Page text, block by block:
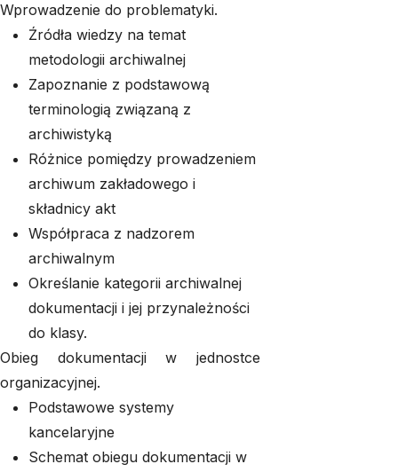
Wprowadzenie do problematyki.
Źródła wiedzy na temat
metodologii archiwalnej
Zapoznanie z podstawową
terminologią związaną z
archiwistyką
Różnice pomiędzy prowadzeniem
archiwum zakładowego i
składnicy akt
Współpraca z nadzorem
archiwalnym
Określanie kategorii archiwalnej
dokumentacji i jej przynależności
do klasy.
Obieg dokumentacji w jednostce
organizacyjnej.
Podstawowe systemy
kancelaryjne
Schemat obiegu dokumentacji w